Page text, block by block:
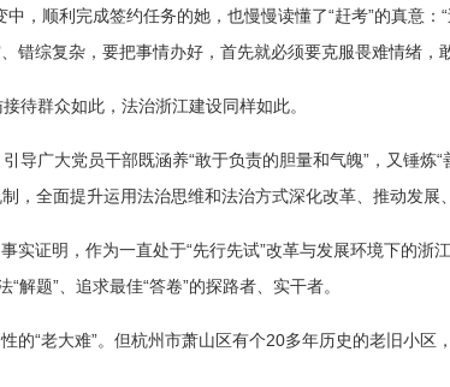
中，顺利完成签约任务的她，也慢慢读懂了“赶考”的真意
错综复杂，要把事情办好，首先就必须要克服畏难情绪，
待群众如此，法治浙江建设同样如此。
导广大党员干部既涵养“敢于负责的胆量和气魄”，又锤炼“
，全面提升运用法治思维和法治方式深化改革、推动发
实证明，作为一直处于“先行先试”改革与发展环境下的
解题”、追求最佳“答卷”的探路者、实干者。
的“老大难”。但杭州市萧山区有个20多年历史的老旧小